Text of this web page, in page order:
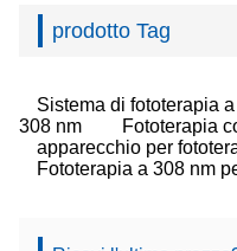
della psoriasi CN-308D
prodotto Tag
Sistema di fototerapia
308 nm
Fototerapia
apparecchio per
Fototerapia a 308 nm